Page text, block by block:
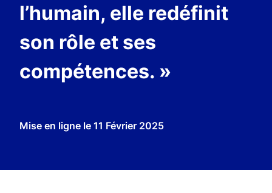
l’humain, elle redéfinit
son rôle et ses
compétences. »
Mise en ligne le 11 Février 2025